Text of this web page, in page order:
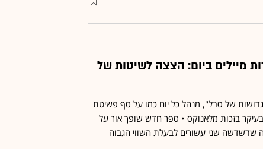
80 ושולח עשרות מיילים ביום: הצצה לשיטות של
של סבל", מנהל כל יום כמו על סף פשיטת
גדול בישראל, בעיקר בזכות מלאנוקס • ספר חדש שופך אור על
שדשדשה שני עשורים לבעלת השווי הגבוה